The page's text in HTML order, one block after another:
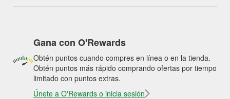
Gana con O'Rewards
Obtén puntos cuando compres en línea o en la tienda.
Obtén puntos más rápido comprando ofertas por tiempo
limitado con puntos extras.
Únete a O'Rewards o inicia sesión